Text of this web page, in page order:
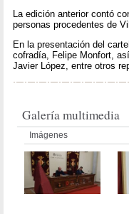
La edición anterior contó
personas procedentes de
En la presentación del
cofradía, Felipe Monfort,
Javier López, entre otros
Galería multimedia
Imágenes